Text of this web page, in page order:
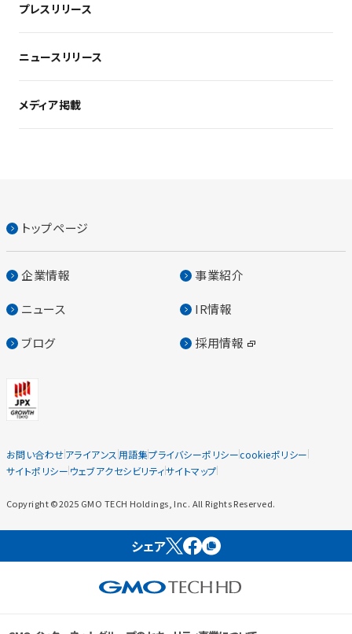
プレスリリース
ニュースリリース
メディア掲載
トップページ
企業情報 事業紹介
ニュース IR情報
ブログ 採用情報
お問い合わせアライアンス 用語集プライバシーポリシーcookieポリシー
サイトポリシー ウェブアクセシビリティサイトマップ
Copyright ©2025 GMO TECH Holdings, Inc. All Rights Reserved.
シェア